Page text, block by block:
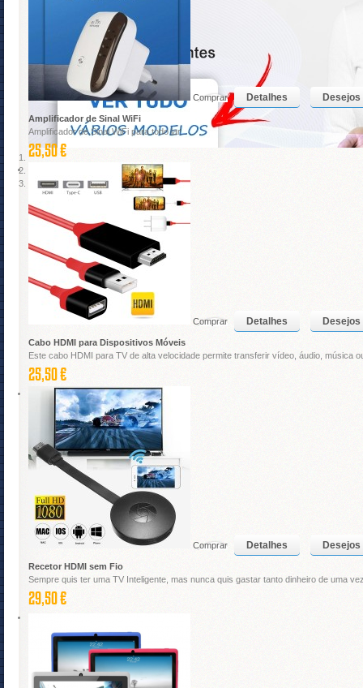
Comprar Detalhes Desejos
Amplificador de Sinal WiFi
Amplificador de Sinal WiFi para todo lar
25,50 €
Comprar Detalhes Desejos
Cabo HDMI para Dispositivos Móveis
Este cabo HDMI para TV de alta velocidade permite transferir vídeo, áudio, música
25,50 €
Comprar Detalhes Desejos
Recetor HDMI sem Fio
Sempre quis ter uma TV Inteligente, mas nunca quis gastar tanto dinheiro de uma
29,50 €